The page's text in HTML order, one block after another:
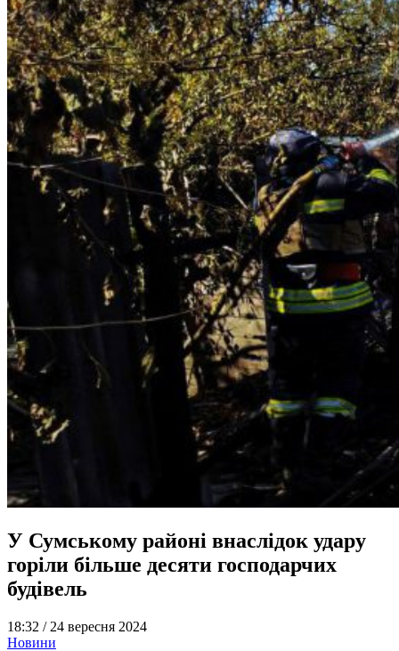
У Сумському районі внаслідок удару
горіли більше десяти господарчих
будівель
18:32 / 24 вересня 2024
Новини